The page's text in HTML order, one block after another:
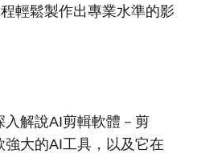
輕鬆製作出專業水準的影
入解說AI剪輯軟體－剪
強大的AI工具，以及它在